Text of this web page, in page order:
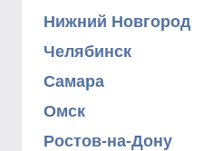
Нижний Новгород
Челябинск
Самара
Омск
Ростов-на-Дону